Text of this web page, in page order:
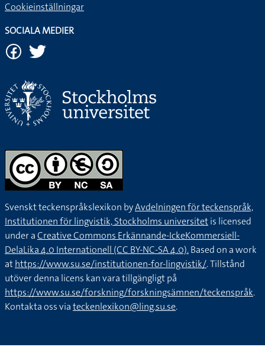
Cookieinställningar
SOCIALA MEDIER
Svenskt teckenspråkslexikon byAvdelningen för teckenspråk,
Institutionen för lingvistik, Stockholms universitetis licensed
under aCreative Commons Erkännande-IckeKommersiell-
DelaLika 4.0 Internationell (CC BY-NC-SA 4.0).Based on a work
athttps://www.su.se/institutionen-for-lingvistik/. Tillstånd
utöver denna licens kan vara tillgängligt på
https://www.su.se/forskning/forskningsämnen/teckenspråk.
Kontakta oss viateckenlexikon@ling.su.se.